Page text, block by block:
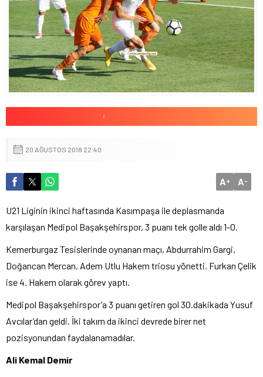
20 AĞUSTOS 2018 22:40
A+ A-
U21 Liginin ikinci haftasında Kasımpaşa ile deplasmanda
karşılaşan Medipol Başakşehirspor, 3 puanı tek golle aldı 1-0.
Kemerburgaz Tesislerinde oynanan maçı, Abdurrahim Gargi,
Doğancan Mercan, Adem Utlu Hakem triosu yönetti. Furkan Çelik
ise 4. Hakem olarak görev yaptı.
Medipol Başakşehirspor’a 3 puanı getiren gol 30.dakikada Yusuf
Avcılar’dan geldi. İki takım da ikinci devrede birer net
pozisyonundan faydalanamadılar.
Ali Kemal Demir